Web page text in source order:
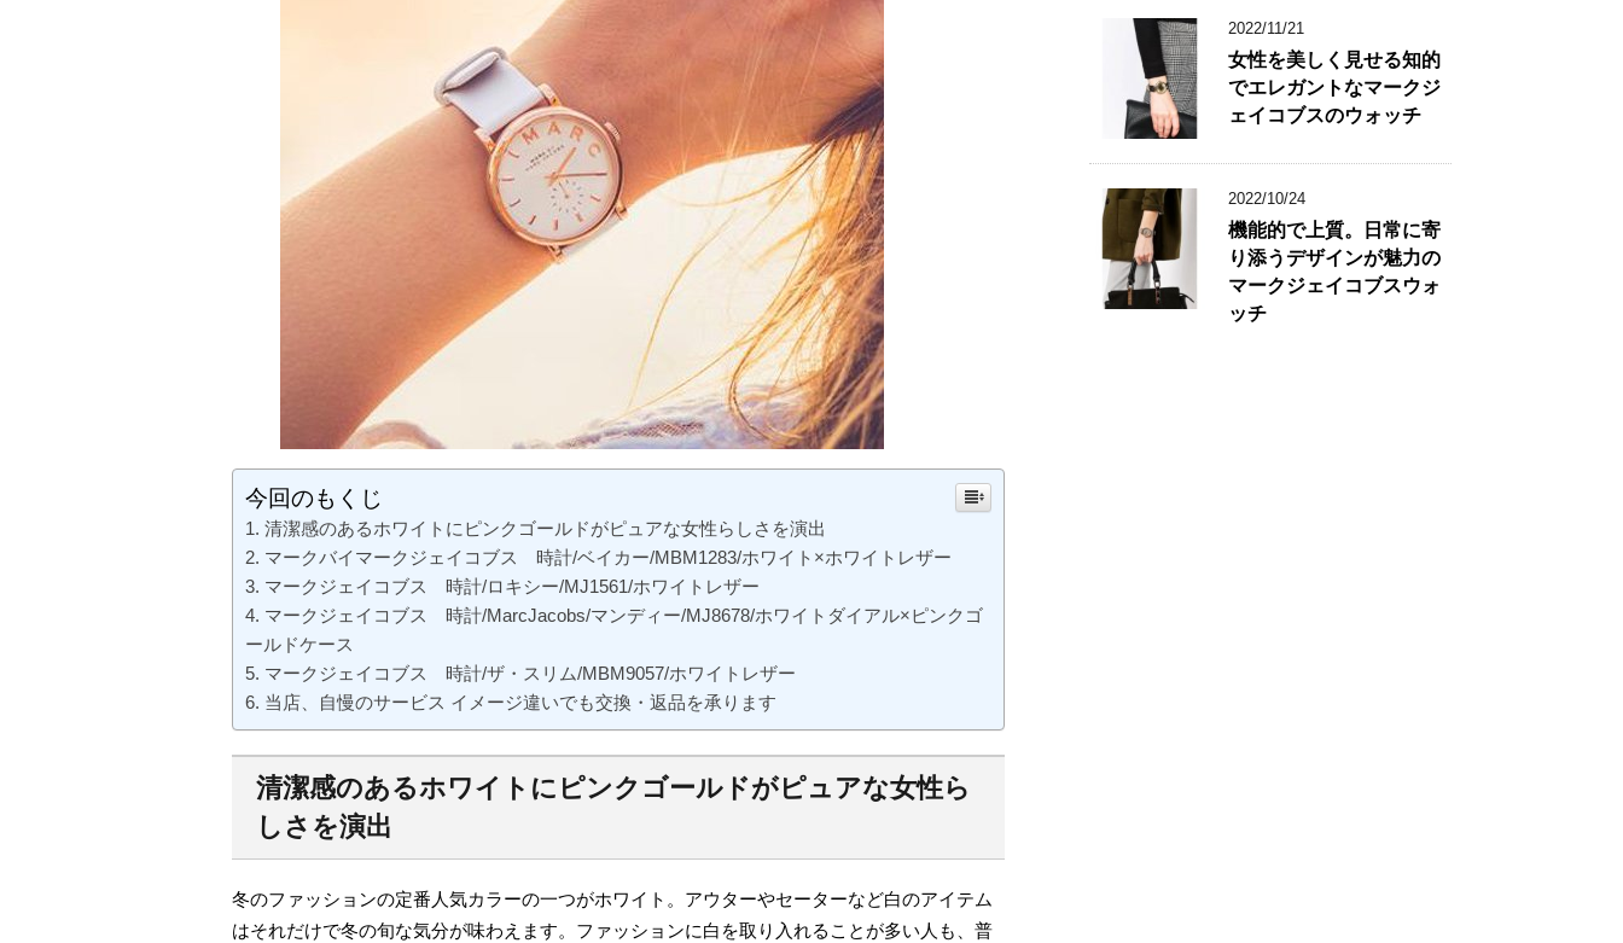
今回のもくじ
清潔感のあるホワイトにピンクゴールドがピュアな女性らしさを演出
マークバイマークジェイコブス 時計/ベイカー/MBM1283/ホワイト×ホワイトレザー
マークジェイコブス 時計/ロキシー/MJ1561/ホワイトレザー
マークジェイコブス 時計/MarcJacobs/マンディー/MJ8678/ホワイトダイアル×ピンクゴ
ールドケース
マークジェイコブス 時計/ザ・スリム/MBM9057/ホワイトレザー
当店、自慢のサービス イメージ違いでも交換・返品を承ります
清潔感のあるホワイトにピンクゴールドがピュアな女性ら
しさを演出
冬のファッションの定番人気カラーの一つがホワイト。アウターやセーターなど白のアイテム
はそれだけで冬の旬な気分が味わえます。ファッションに白を取り入れることが多い人も、普
2022/11/21
女性を美しく見せる知的
でエレガントなマークジ
ェイコブスのウォッチ
2022/10/24
機能的で上質。日常に寄
り添うデザインが魅力の
マークジェイコブスウォ
ッチ